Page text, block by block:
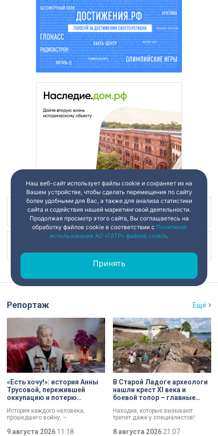
Наш канал в
Репортаж Ещё
«Есть хочу!»: история Анны
Трусовой, пережившей
оккупацию и потерю
История каждого человека,
прошедшего войну, –
Сколько испытаний выпало на
9 августа 2026 11:18
В Старой Ладоге археологи
нашли крест XI века и
боевой топор – главные
Находки, которые вызывают
трепет даже у специалистов!
тысячи лет и боевой топор – вот
8 августа 202621:07
Наш веб-сайт использует файлы cookie и сохраняет их на
Вашем устройстве, чтобы сделать перемещения по сайту
более удобными для Вас, а также для анализа статистики
сайта и содействия нашей маркетинговой деятельности.
Продолжая просмотр этого сайта, Вы соглашаетесь на
обработку файлов cookie в соответствии с Политикой
использования АО «ГАТР» файлов cookie.
Принять